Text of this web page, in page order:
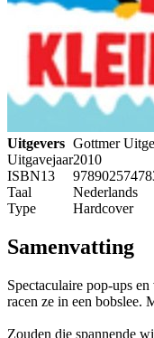
Uitgevers Gottmer
Uitgavejaar2010
ISBN13
Taal
Nederlands
Type
Hardcover
Samenvatting
Spectaculaire pop-ups
racen ze in een bobslee.
Zouden die spannende